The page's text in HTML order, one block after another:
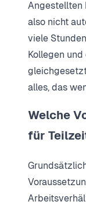
Angestellten
also nicht
viele
Kollegen
alles, das
Welche
für